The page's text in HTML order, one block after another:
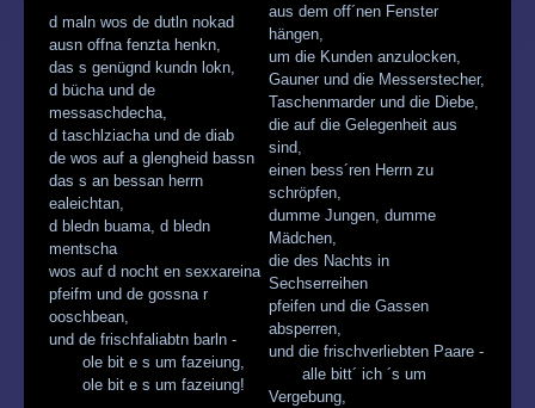
d maln wos de dutln nokad
ausn offna fenzta henkn,
das s genügnd kundn lokn,
d bücha und de
messaschdecha,
d taschlziacha und de diab
de wos auf a glengheid bassn
das s an bessan herrn
ealeichtan,
d bledn buama, d bledn
mentscha
wos auf d nocht en sexxareina
pfeifm und de gossna r
ooschbean,
und de frischfaliabtn barln -
ole bit e s um fazeiung,
ole bit e s um fazeiung!
aus dem off´nen Fenster
hängen,
um die Kunden anzulocken,
Gauner und die Messerstecher,
Taschenmarder und die Diebe,
die auf die Gelegenheit aus
sind,
einen bess´ren Herrn zu
schröpfen,
dumme Jungen, dumme
Mädchen,
die des Nachts in
Sechserreihen
pfeifen und die Gassen
absperren,
und die frischverliebten Paare -
alle bitt´ ich ´s um
Vergebung,